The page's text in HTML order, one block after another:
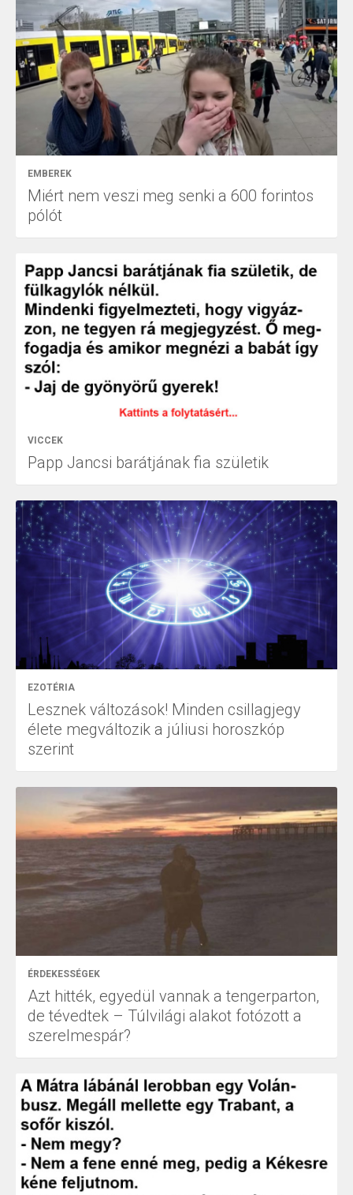
EMBEREK
Miért nem veszi meg senki a 600 forintos
pólót
VICCEK
Papp Jancsi barátjának fia születik
EZOTÉRIA
Lesznek változások! Minden csillagjegy
élete megváltozik a júliusi horoszkóp
szerint
ÉRDEKESSÉGEK
Azt hitték, egyedül vannak a tengerparton,
de tévedtek – Túlvilági alakot fotózott a
szerelmespár?